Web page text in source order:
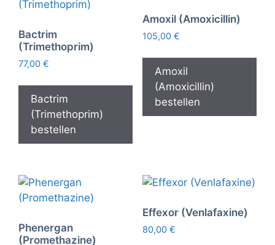
Bactrim
(Trimethoprim)
77,00 €
Bactrim
(Trimethoprim)
bestellen
Amoxil (Amoxicillin)
105,00 €
Amoxil
(Amoxicillin)
bestellen
Phenergan
(Promethazine)
Effexor (Venlafaxine)
80,00 €